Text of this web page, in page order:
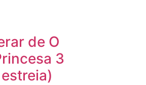
de O
3